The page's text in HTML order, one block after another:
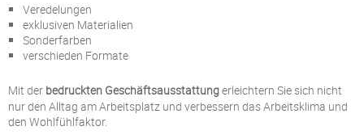
Veredelungen
exklusiven Materialien
Sonderfarben
verschieden Formate
Mit der bedruckten Geschäftsausstattungerleichtern Sie sich nicht
nur den Alltag am Arbeitsplatz und verbessern das Arbeitsklima und
den Wohlfühlfaktor.